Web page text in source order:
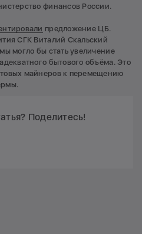
финансов России.
предложение ЦБ.
СГК Виталий Скальский
могло бы стать увеличение
бытового объёма. Это
майнеров к перемещению
Поделитесь!